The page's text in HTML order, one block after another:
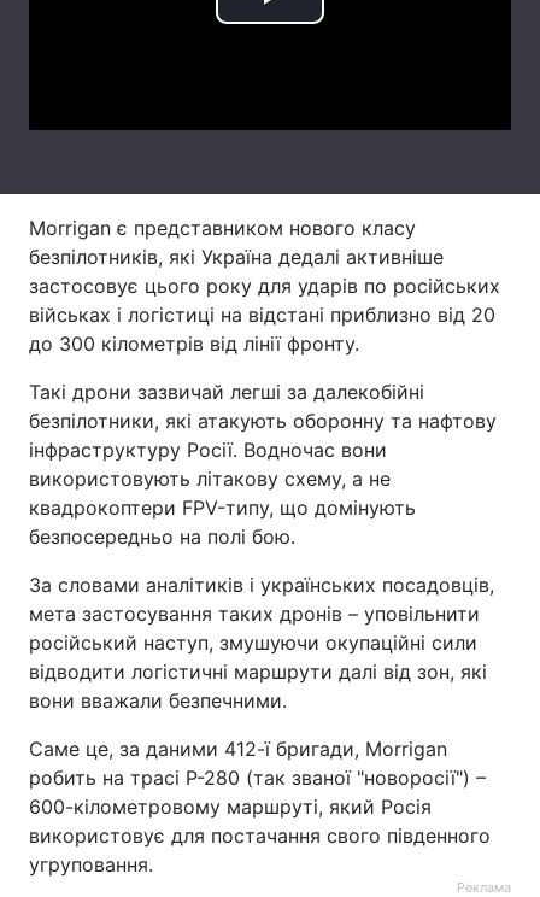
Play
Morrigan є представником нового класу
безпілотників, які Україна дедалі активніше
застосовує цього року для ударів по російських
військах і логістиці на відстані приблизно від 20
до 300 кілометрів від лінії фронту.
Такі дрони зазвичай легші за далекобійні
безпілотники, які атакують оборонну та нафтову
інфраструктуру Росії. Водночас вони
використовують літакову схему, а не
квадрокоптери FPV-типу, що домінують
безпосередньо на полі бою.
За словами аналітиків і українських посадовців,
мета застосування таких дронів – уповільнити
російський наступ, змушуючи окупаційні сили
відводити логістичні маршрути далі від зон, які
вони вважали безпечними.
Саме це, за даними 412-ї бригади, Morrigan
робить на трасі Р-280 (так званої "новоросії") –
600-кілометровому маршруті, який Росія
використовує для постачання свого південного
угруповання.
Реклама